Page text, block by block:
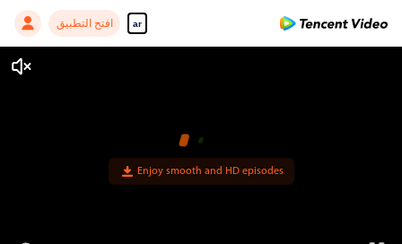
ar افتح التطبيق
Enjoy smooth and HD episodes